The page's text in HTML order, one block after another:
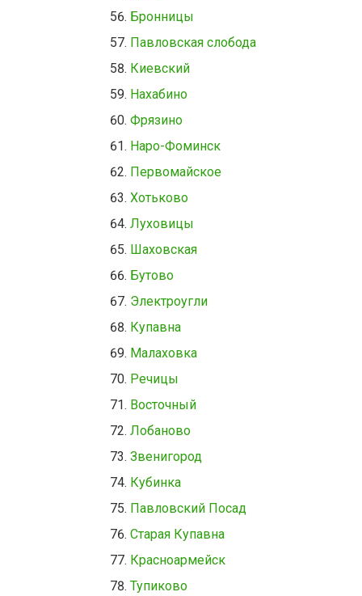
Бронницы
Павловская слобода
Киевский
Нахабино
Фрязино
Наро-Фоминск
Первомайское
Хотьково
Луховицы
Шаховская
Бутово
Электроугли
Купавна
Малаховка
Речицы
Восточный
Лобаново
Звенигород
Кубинка
Павловский Посад
Старая Купавна
Красноармейск
Тупиково